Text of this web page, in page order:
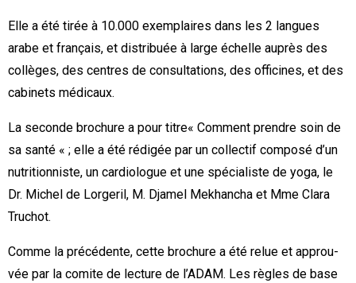
Elle a été tirée à 10.000 exemplaires dans les 2 langues
arabe et français, et distribuée à large échelle auprès des
collèges, des centres de consultations, des officines, et des
cabinets médicaux.
La seconde brochure a pour titre« Comment prendre soin de
sa santé « ; elle a été rédigée par un collectif composé d’un
nutritionniste, un cardiologue et une spécialiste de yoga, le
Dr. Michel de Lorgeril, M. Djamel Mekhancha et Mme Clara
Truchot.
Comme la précédente, cette brochure a été relue et approu­
vée par la comite de lecture de l’ADAM. Les règles de base